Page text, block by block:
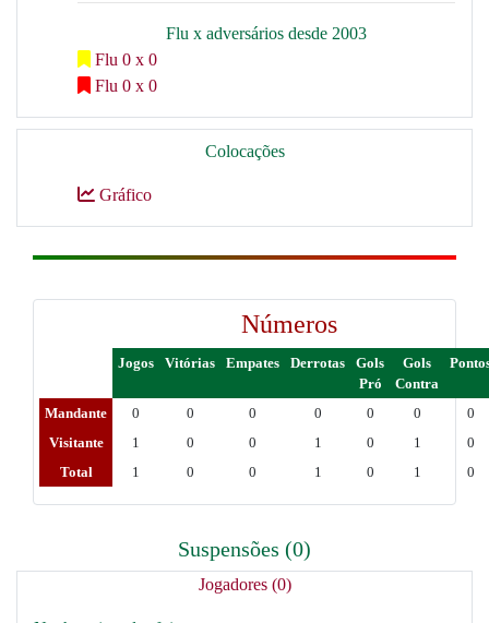
Flu x adversários desde 2003
Flu 0 x 0
Flu 0 x 0
Colocações
Gráfico
Números
Jogos Vitórias Empates Derrotas
Gols
Pró
Gols
Contra
Mandante 0 0 0 0 0 0
0
Visitante
1 0 0 1 0 1
0
Total
1 0 0 1 0 1 0
Suspensões (0)
Jogadores (0)